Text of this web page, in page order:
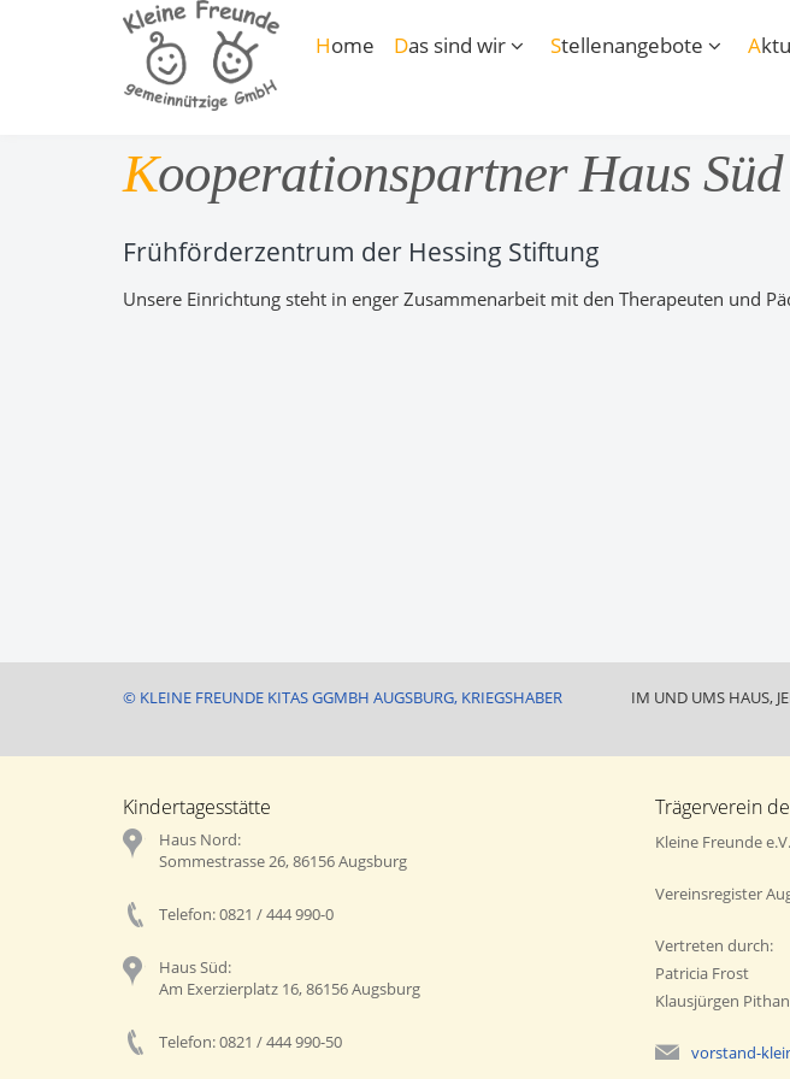
Home Das sind wir Stellenangebote
Kooperationspartner Haus Süd
Frühförderzentrum der Hessing Stiftung
Unsere Einrichtung steht in enger Zusammenarbeit mit den Therapeuten und
© KLEINE FREUNDE KITAS GGMBH AUGSBURG, KRIEGSHABER IM UND UMS HAUS, JEDE
Kindertagesstätte
Haus Nord:
Sommestrasse 26, 86156 Augsburg
Telefon: 0821 / 444 990-0
Haus Süd:
Am Exerzierplatz 16, 86156 Augsburg
Telefon: 0821 / 444 990-50
Trägerverein
Kleine Freunde e.V.
Vereinsregister
Vertreten durch:
Patricia Frost
Klausjürgen Pithan
vorstand-